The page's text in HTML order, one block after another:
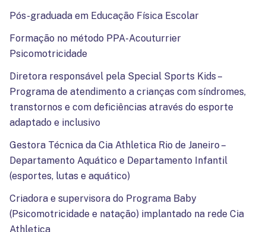
Pós-graduada em Educação Física Escolar
Formação no método PPA-Acouturrier
Psicomotricidade
Diretora responsável pela Special Sports Kids –
Programa de atendimento a crianças com síndromes,
transtornos e com deficiências através do esporte
adaptado e inclusivo
Gestora Técnica da Cia Athletica Rio de Janeiro –
Departamento Aquático e Departamento Infantil
(esportes, lutas e aquático)
Criadora e supervisora do Programa Baby
(Psicomotricidade e natação) implantado na rede Cia
Athletica